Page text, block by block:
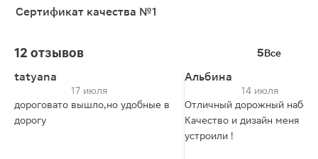
Сертификат качества №1
12 отзывов 5Все
tatyana
17 июля
дороговато вышло,но удобные в
дорогу
Альбина
14 июля
Отличный дорожный набор
Качество и дизайн меня
устроили !